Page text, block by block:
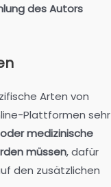
des Autors
Arten von
Plattformen sehr
medizinische
müssen, dafür
den zusätzlichen